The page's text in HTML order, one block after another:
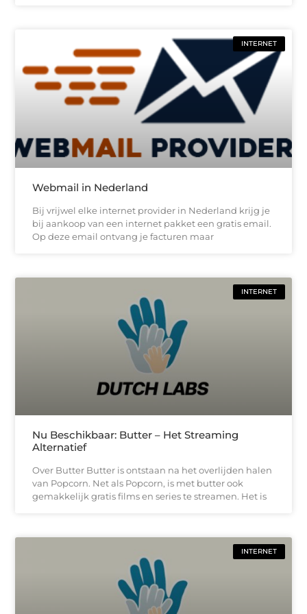
INTERNET
Webmail in Nederland
Bij vrijwel elke internet provider in Nederland krijg je
bij aankoop van een internet pakket een gratis email.
Op deze email ontvang je facturen maar
INTERNET
Nu Beschikbaar: Butter – Het Streaming
Alternatief
Over Butter Butter is ontstaan na het overlijden halen
van Popcorn. Net als Popcorn, is met butter ook
gemakkelijk gratis films en series te streamen. Het is
INTERNET